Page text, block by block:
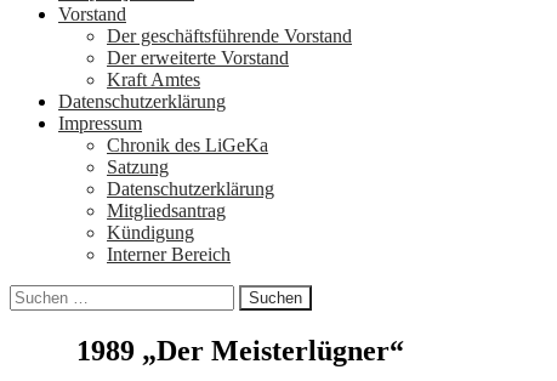
Vorstand
Der geschäftsführende Vorstand
Der erweiterte Vorstand
Kraft Amtes
Datenschutzerklärung
Impressum
Chronik des LiGeKa
Satzung
Datenschutzerklärung
Mitgliedsantrag
Kündigung
Interner Bereich
Suchen
nach:
1989 „Der Meisterlügner“